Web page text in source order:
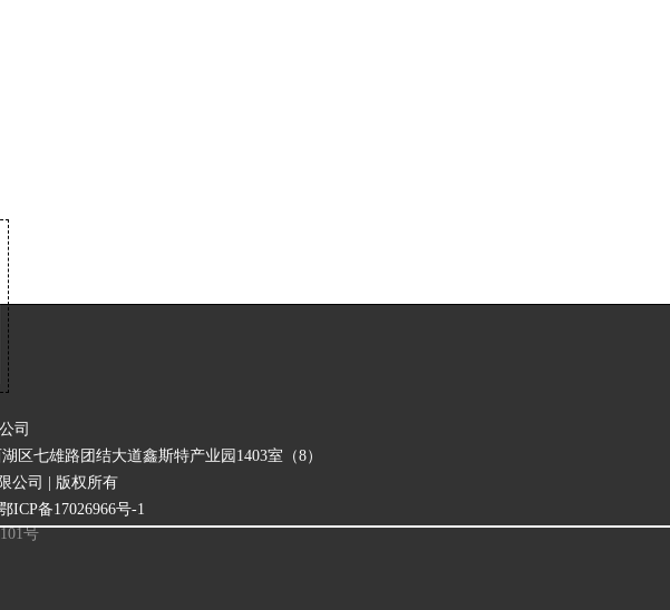
司
七雄路团结大道鑫斯特产业园1403室（8）
公司 | 版权所有
ICP备17026966号-1
号